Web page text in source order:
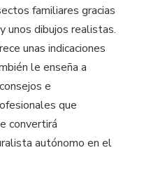
familiares gracias
unos dibujos realistas.
unas indicaciones
le enseña a
e
que
convertirá
autónomo en el